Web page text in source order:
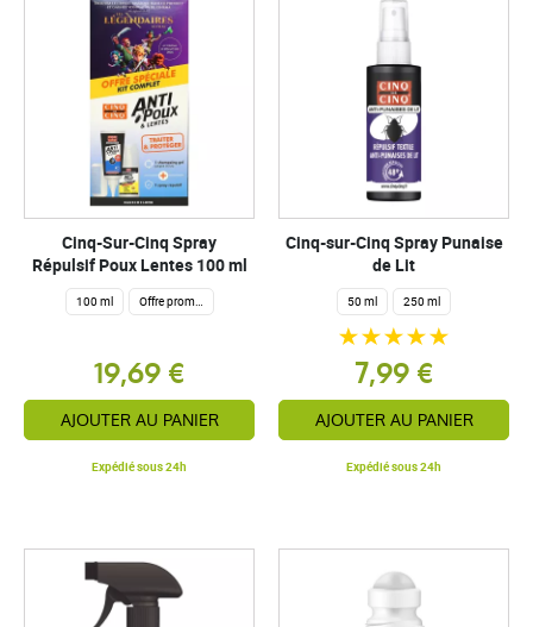
Cinq-Sur-Cinq Spray
Répulsif Poux Lentes 100 ml
100 ml Offre promotionnelle
19,69 €
AJOUTER AU PANIER
Expédié sous 24h
Cinq-sur-Cinq Spray Punaise
de Lit
50 ml 250 ml
7,99 €
AJOUTER AU PANIER
Expédié sous 24h